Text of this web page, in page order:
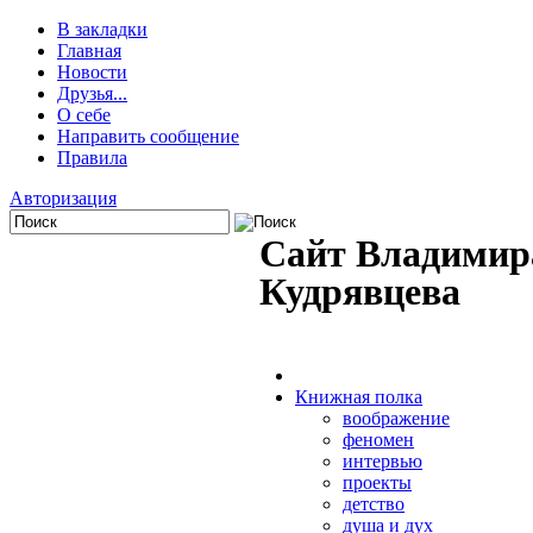
В закладки
Главная
Новости
Друзья...
О себе
Направить сообщение
Правила
Авторизация
Сайт
Кудрявцева
Книжная полка
воображение
феномен
интервью
проекты
детство
душа и дух